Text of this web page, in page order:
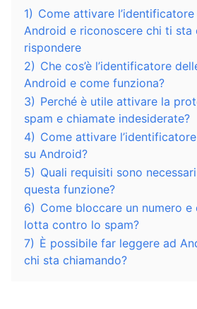
1) Come attivare
Android e riconoscere chi ti sta
rispondere
2) Che cos’è l’identificatore
Android e come funziona?
3) Perché è utile attivare la
spam e chiamate indesiderate?
4) Come attivare
su Android?
5) Quali requisiti sono
questa funzione?
6) Come bloccare un numero
lotta contro lo spam?
7) È possibile far leggere ad
chi sta chiamando?